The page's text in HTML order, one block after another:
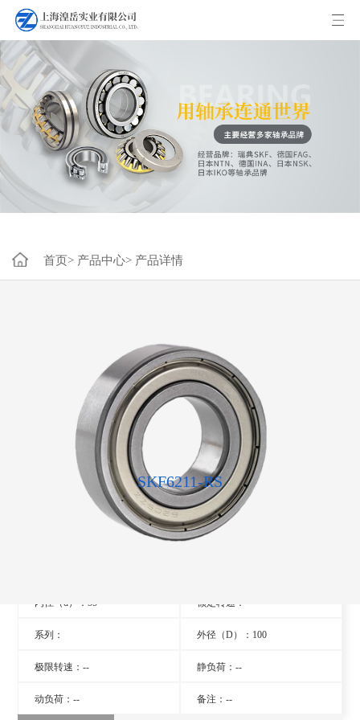
首页> 产品中心> 产品详情
SKF6211-RS
旧型号：- -
内径（d）：55 额定转速：- -
系列： 外径（D）：100
极限转速：-- 静负荷：--
动负荷：-- 备注：--